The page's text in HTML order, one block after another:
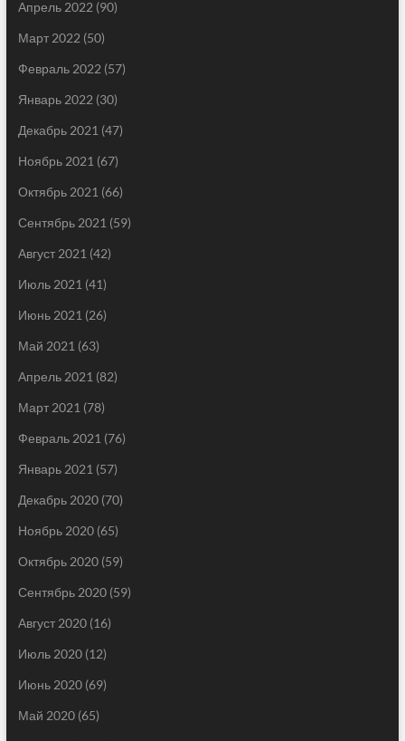
Апрель 2022 (90)
Март 2022 (50)
Февраль 2022 (57)
Январь 2022 (30)
Декабрь 2021 (47)
Ноябрь 2021 (67)
Октябрь 2021 (66)
Сентябрь 2021 (59)
Август 2021 (42)
Июль 2021 (41)
Июнь 2021 (26)
Май 2021 (63)
Апрель 2021 (82)
Март 2021 (78)
Февраль 2021 (76)
Январь 2021 (57)
Декабрь 2020(70)
Ноябрь 2020(65)
Октябрь 2020(59)
Сентябрь 2020(59)
Август 2020(16)
Июль 2020(12)
Июнь 2020(69)
Май 2020(65)